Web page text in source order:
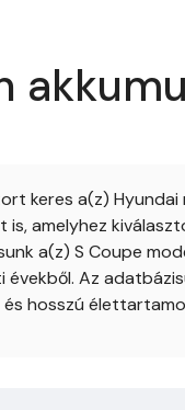
keres a(z)
is, amelyhez
a(z) S Coupe
évekből. Az
hosszú